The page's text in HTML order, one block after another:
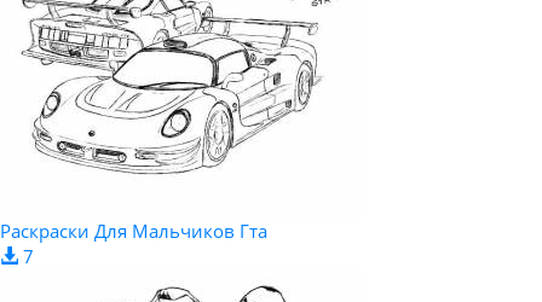
Раскраски Для Мальчиков Гта
7